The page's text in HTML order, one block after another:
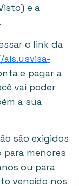
e a
.
o link da
e pagar a
vai poder
a sua
são exigidos
menores
ou para
vencido nos